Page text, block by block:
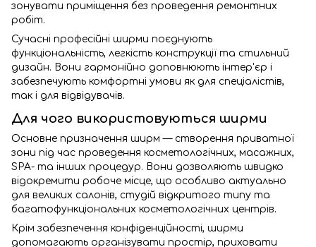
зонувати приміщення без проведення ремонтних
робіт.
Сучасні професійні ширми поєднують
функціональність, легкість конструкції та стильний
дизайн. Вони гармонійно доповнюють інтер'єр і
забезпечують комфортні умови як для спеціалістів,
так і для відвідувачів.
Для чого використовуються ширми
Основне призначення ширм — створення приватної
зони під час проведення косметологічних, масажних,
SPA- та інших процедур. Вони дозволяють швидко
відокремити робоче місце, що особливо актуально
для великих салонів, студій відкритого типу та
багатофункціональних косметологічних центрів.
Крім забезпечення конфіденційності, ширми
допомагають організувати простір, приховати